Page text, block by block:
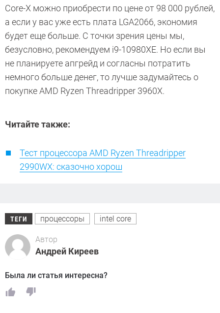
Core-X можно приобрести по цене от 98 000 рублей,
а если у вас уже есть плата LGA2066, экономия
будет еще больше. С точки зрения цены мы,
безусловно, рекомендуем i9-10980XE. Но если вы
не планируете апгрейд и согласны потратить
немного больше денег, то лучше задумайтесь о
покупке AMD Ryzen Threadripper 3960X.
Читайте также:
Тест процессора AMD Ryzen Threadripper
2990WX: сказочно хорош
ТЕГИ процессоры intel core
Автор
Андрей Киреев
Была ли статья интересна?